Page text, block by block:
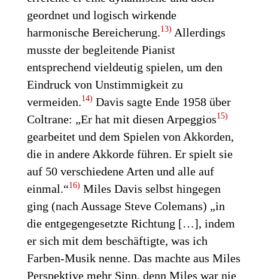
geordnet und logisch wirkende
harmonische Bereicherung.13) Allerdings
musste der begleitende Pianist
entsprechend vieldeutig spielen, um den
Eindruck von Unstimmigkeit zu
vermeiden.14) Davis sagte Ende 1958 über
Coltrane: „Er hat mit diesen Arpeggios15)
gearbeitet und dem Spielen von Akkorden,
die in andere Akkorde führen. Er spielt sie
auf 50 verschiedene Arten und alle auf
einmal.“16) Miles Davis selbst hingegen
ging (nach Aussage Steve Colemans) „in
die entgegengesetzte Richtung […], indem
er sich mit dem beschäftigte, was ich
Farben-Musik nenne. Das machte aus Miles
Perspektive mehr Sinn, denn Miles war nie